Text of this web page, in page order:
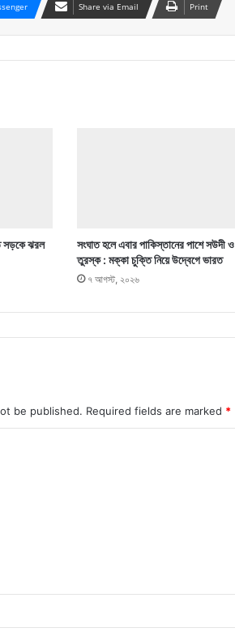
Share via Email Print
সড়কে ঝরল
সংঘাত হলে এবার পাকিস্তানের পাশে সউদী ও
তুরস্ক : মক্কা চুক্তি নিয়ে উদ্বেগে ভারত
৭ আগস্ট, ২০২৬
be published. Required fields are marked *